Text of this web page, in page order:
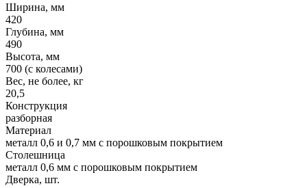
Ширина, мм
420
Глубина, мм
490
Высота, мм
700 (с колесами)
Вес, не более, кг
20,5
Конструкция
разборная
Материал
металл 0,6 и 0,7 мм с порошковым покрытием
Столешница
металл 0,6 мм с порошковым покрытием
Дверка, шт.